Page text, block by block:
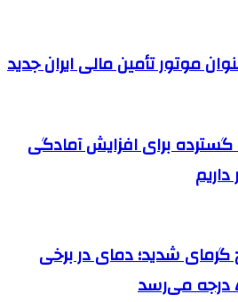
موتور تأمین مالی ایران جدید
گسترده برای افزایش آمادگی
شدید؛ دمای در برخی